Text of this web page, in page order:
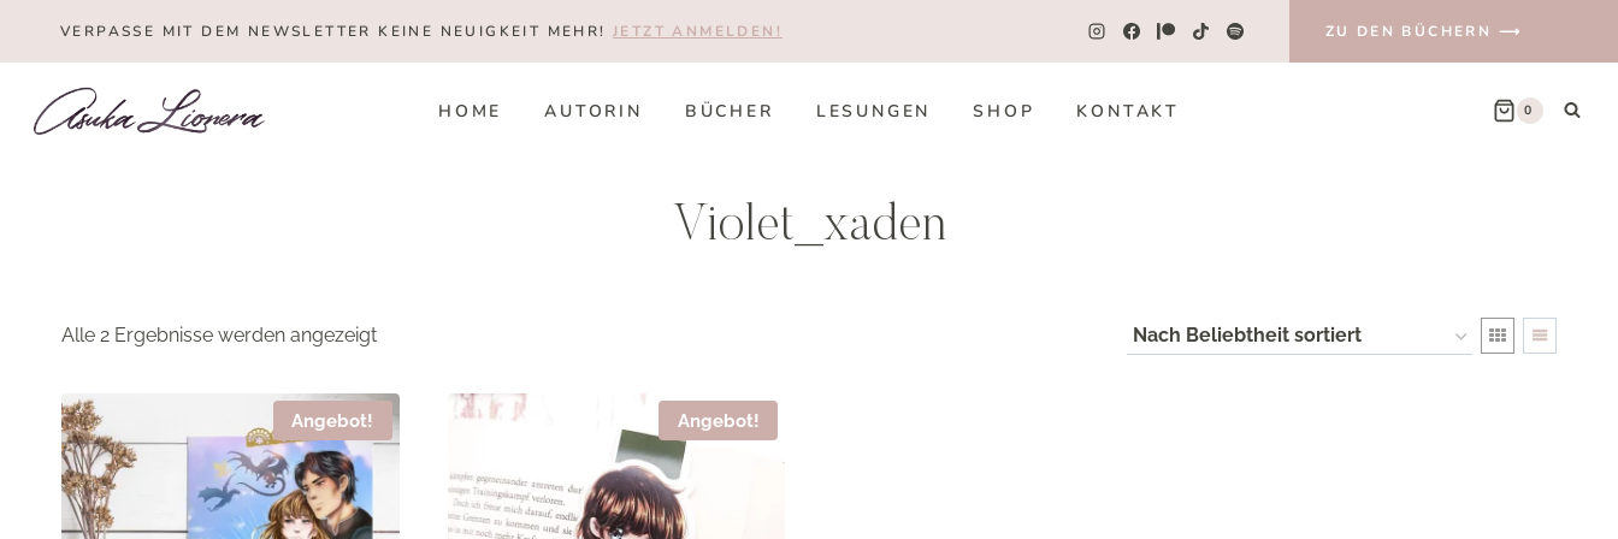
VERPASSE MIT DEM NEWSLETTER KEINE NEUIGKEIT MEHR!JETZT ANMELDEN! ZU DEN BÜCHERN ⟶
HOME AUTORIN BÜCHER LESUNGEN SHOP KONTAKT 0
Violet_xaden
Alle 2 Ergebnisse werden angezeigtNach
sortiert
Angebot! Angebot!